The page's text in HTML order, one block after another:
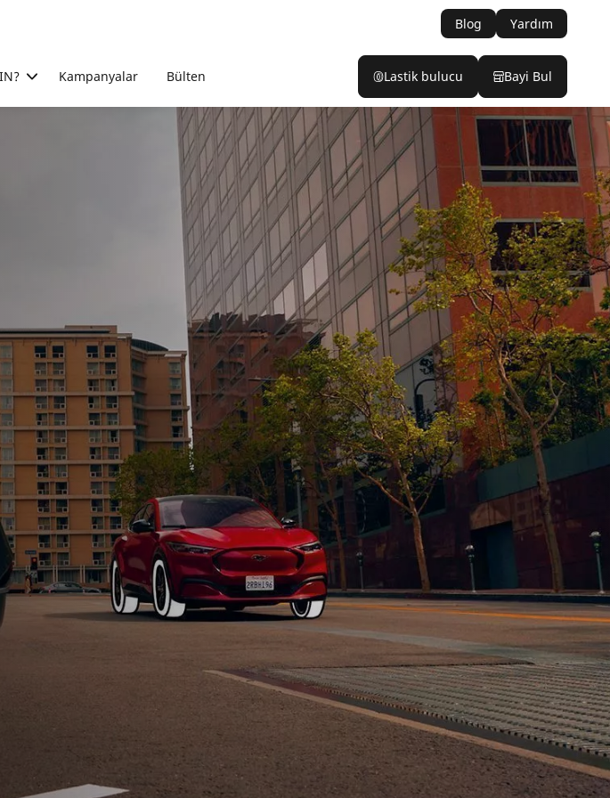
Blog Yardım
Kampanyalar Bülten Lastik bulucu Bayi Bul